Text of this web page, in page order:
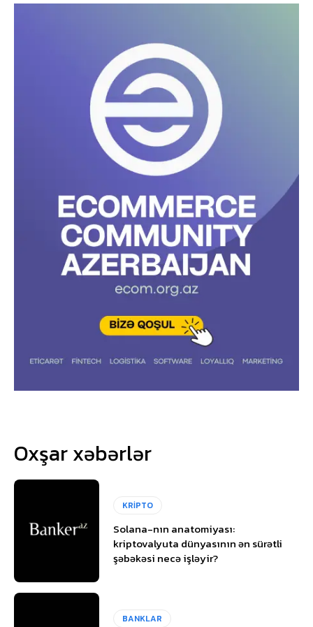
Oxşar xəbərlər
KRİPTO
Solana-nın anatomiyası:
kriptovalyuta dünyasının ən sürətli
şəbəkəsi necə işləyir?
BANKLAR